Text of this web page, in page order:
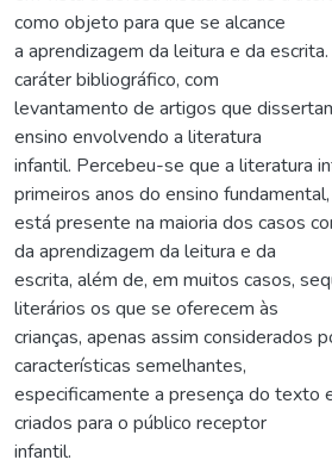
como objeto para que se alcance
a aprendizagem da leitura e da
caráter bibliográfico, com
levantamento de artigos que
ensino envolvendo a literatura
infantil. Percebeu-se que a literatura
primeiros anos do ensino fundamental,
está presente na maioria dos casos
da aprendizagem da leitura e da
escrita, além de, em muitos casos,
literários os que se oferecem às
crianças, apenas assim considerados
características semelhantes,
especificamente a presença do texto
criados para o público receptor
infantil.